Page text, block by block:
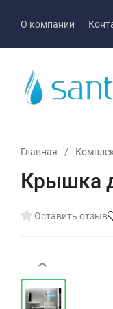
О компании
Главная /
Крышка
Оставить отзыв
‹